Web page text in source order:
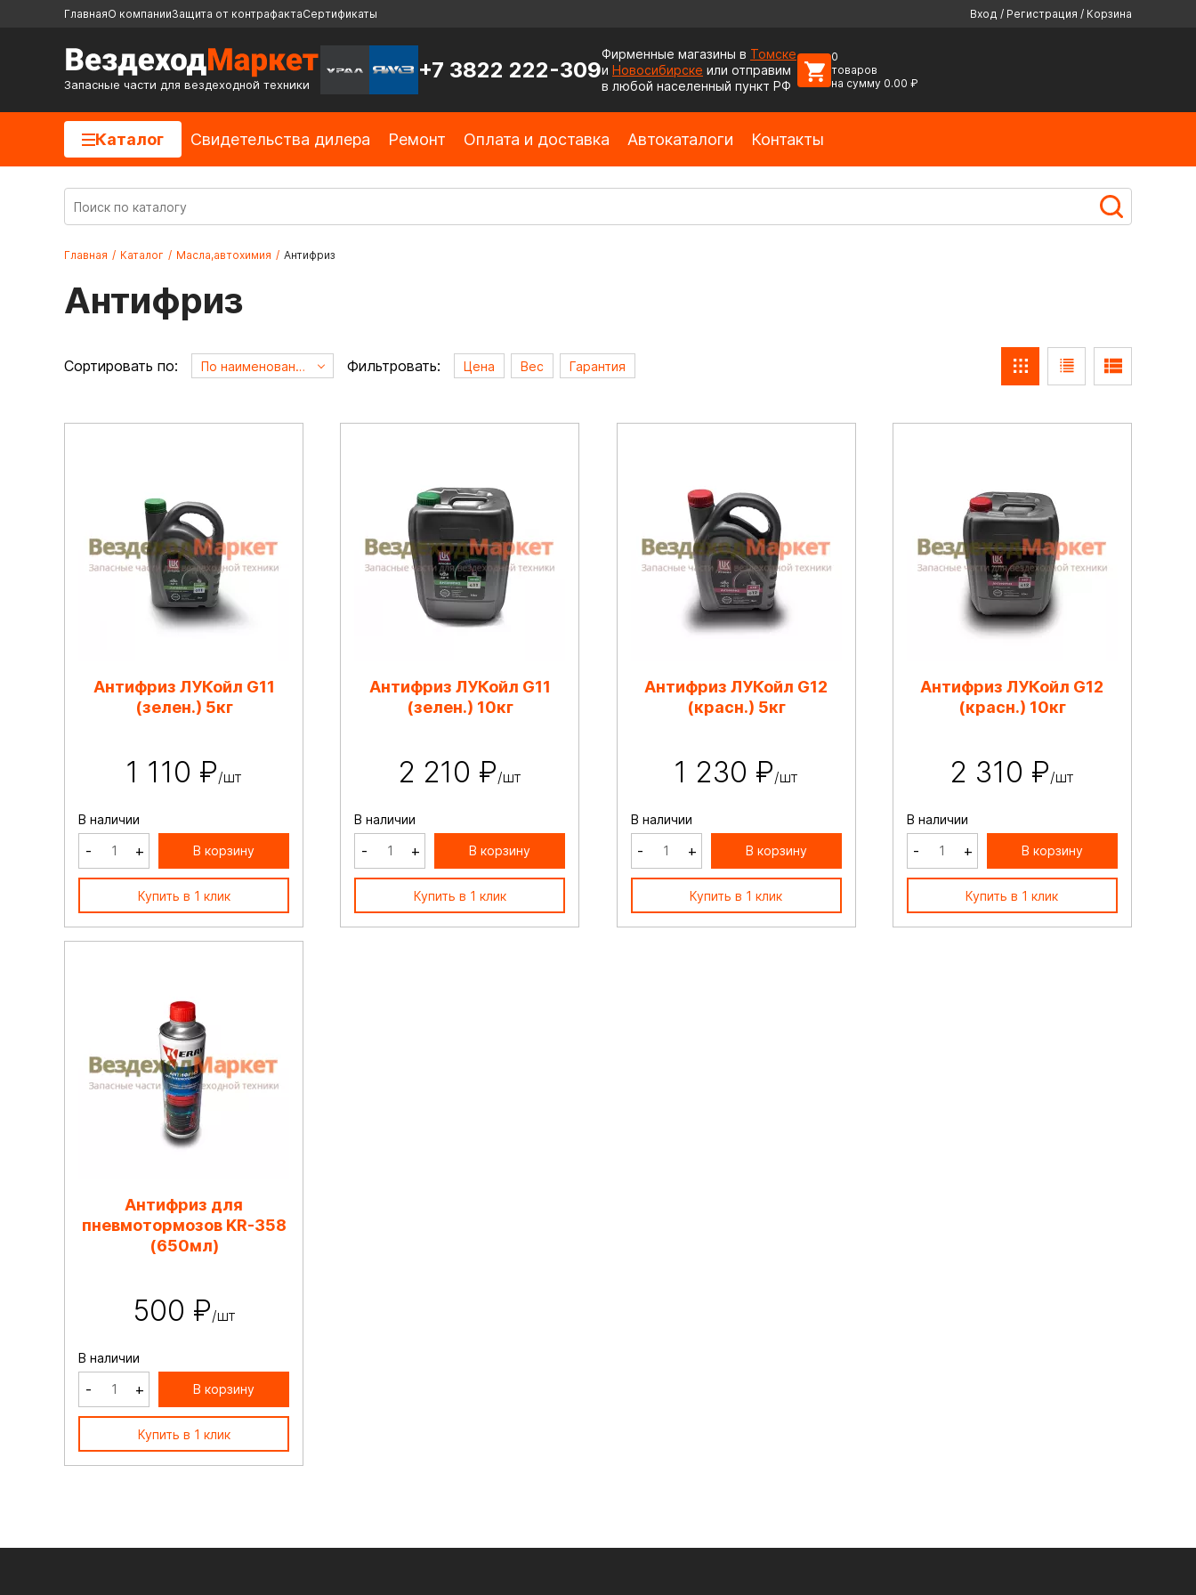
ГлавнаяО компанииЗащита от контрафактаСертификаты Вход / Регистрация / Корзина
Запасные части для вездеходной техники
+7 3822 222-309
Фирменные магазины в Томске
и Новосибирске или отправим
в любой населенный пункт РФ
0
товаров
на сумму 0.00 ₽
Каталог Cвидетельства дилера Ремонт Оплата и доставка Автокаталоги Контакты
Главная / Каталог / Масла,автохимия / Антифриз
Антифриз
Сортировать по: По наименованию А->Я Фильтровать: Цена Вес Гарантия
Антифриз ЛУКойл G11
(зелен.) 5кг
1 110 ₽/шт
В наличии
- + В корзину
Купить в 1 клик
Антифриз ЛУКойл G11
(зелен.) 10кг
2 210 ₽/шт
В наличии
- + В корзину
Купить в 1 клик
Антифриз ЛУКойл G12
(красн.) 5кг
1 230 ₽/шт
В наличии
- + В корзину
Купить в 1 клик
Антифриз ЛУКойл G12
(красн.) 10кг
2 310 ₽/шт
В наличии
- + В корзину
Купить в 1 клик
Антифриз для
пневмотормозов KR-358
(650мл)
500 ₽/шт
В наличии
- + В корзину
Купить в 1 клик